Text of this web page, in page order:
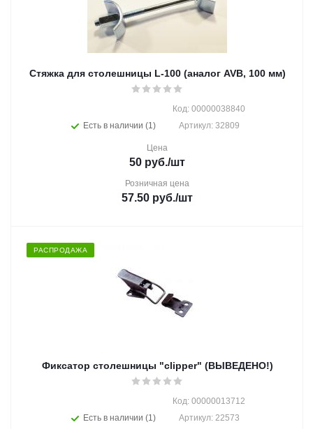
Стяжка для столешницы L-100 (аналог AVB, 100 мм)
Есть в наличии (1)
Код: 00000038840
Артикул: 32809
Цена
50 руб./шт
Розничная цена
57.50 руб./шт
РАСПРОДАЖА
Фиксатор столешницы "clipper" (ВЫВЕДЕНО!)
Есть в наличии (1)
Код: 00000013712
Артикул: 22573